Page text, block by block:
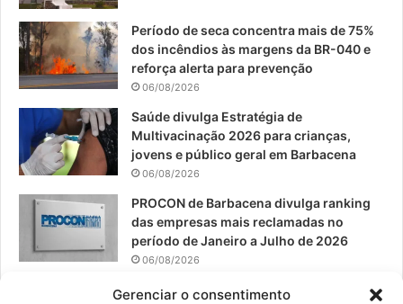
Gerenciar o consentimento
o
e
r
Período de seca concentra mais de 75%
dos incêndios às margens da BR-040 e
reforça alerta para prevenção
06/08/2026
Saúde divulga Estratégia de
Multivacinação 2026 para crianças,
jovens e público geral em Barbacena
06/08/2026
PROCON de Barbacena divulga ranking
das empresas mais reclamadas no
período de Janeiro a Julho de 2026
06/08/2026
Prefeitura convoca organizações de